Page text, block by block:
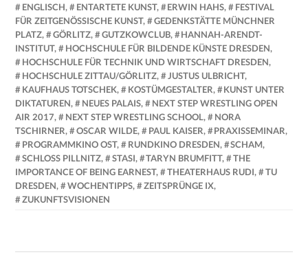
ENGLISCH, ENTARTETE KUNST, ERWIN HAHS,
FESTIVAL
FÜR ZEITGENÖSSISCHE KUNST,
GEDENKSTÄTTE MÜNCHNER
PLATZ, GÖRLITZ, GUTZKOWCLUB,
HANNAH-ARENDT-
INSTITUT, HOCHSCHULE FÜR BILDENDE KÜNSTE DRESDEN,
HOCHSCHULE FÜR TECHNIK UND WIRTSCHAFT DRESDEN,
HOCHSCHULE ZITTAU/GÖRLITZ, JUSTUS ULBRICHT,
KAUFHAUS TOTSCHEK, KOSTÜMGESTALTER,
KUNST UNTER
DIKTATUREN, NEUES PALAIS,
NEXT STEP WRESTLING OPEN
AIR 2017, NEXT STEP WRESTLING SCHOOL,
NORA
TSCHIRNER, OSCAR WILDE, PAUL KAISER, PRAXISSEMINAR,
PROGRAMMKINO OST, RUNDKINO DRESDEN, SCHAM,
SCHLOSS PILLNITZ, STASI, TARYN BRUMFITT,
THE
IMPORTANCE OF BEING EARNEST, THEATERHAUS RUDI,
TU
DRESDEN, WOCHENTIPPS, ZEITSPRÜNGE IX,
ZUKUNFTSVISIONEN